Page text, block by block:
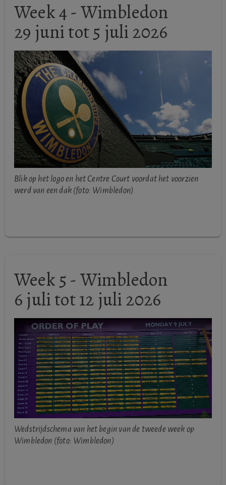
Week 4 - Wimbledon
29 juni tot 5 juli 2026
Blik op het logo en het Centre Court voordat het voorzien
werd van een dak (foto: Wimbledon)
Week 5 - Wimbledon
6 juli tot 12 juli 2026
Wedstrijdschema van het begin van de tweede week op
Wimbledon (foto: Wimbledon)